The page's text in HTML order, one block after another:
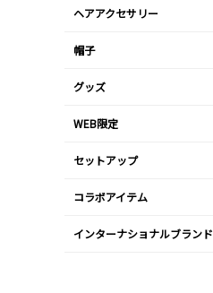
ヘアアクセサリー
帽子
グッズ
WEB限定
セットアップ
コラボアイテム
インターナショナルブランド